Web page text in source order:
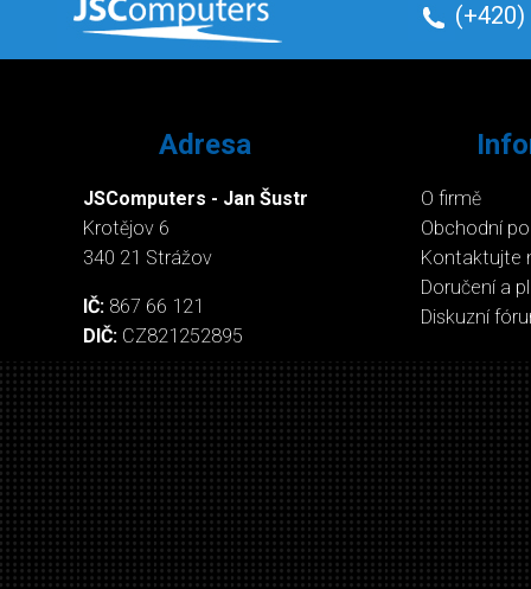
(+420)
Adresa
JSComputers - Jan Šustr
Krotějov 6
340 21 Strážov
IČ: 867 66 121
DIČ: CZ821252895
O firmě
Obchodní
Kontaktujte
Doručení a
Diskuzní